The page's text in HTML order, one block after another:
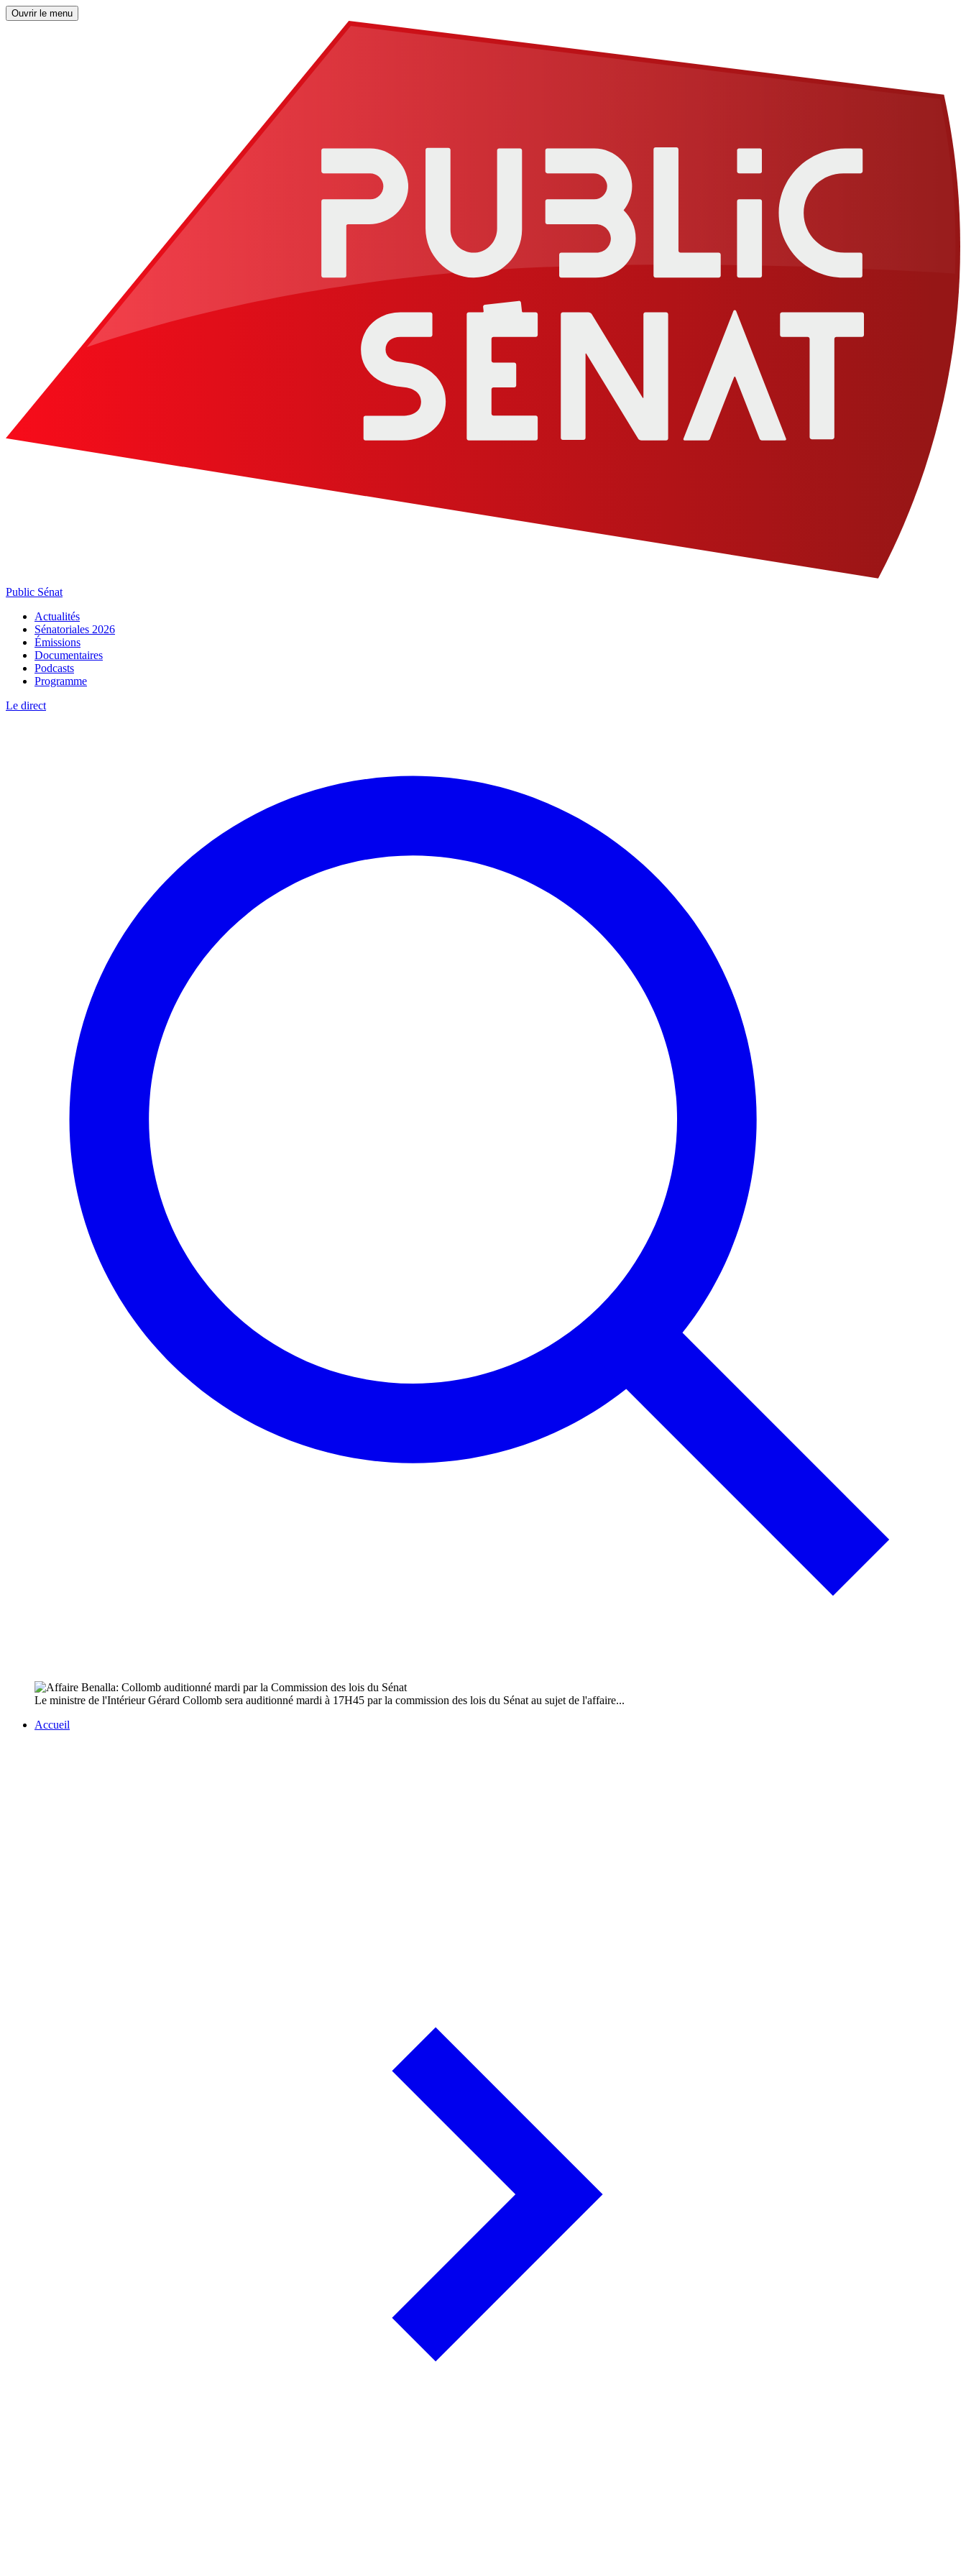
Ouvrir le menu
Public Sénat
Actualités
Sénatoriales 2026
Émissions
Documentaires
Podcasts
Programme
Le direct
Le ministre de l'Intérieur Gérard Collomb sera auditionné mardi à 17H45 par la commission des lois du Sénat au sujet de l'affaire...
Accueil